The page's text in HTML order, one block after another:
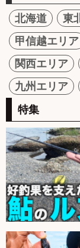
北海道 東
甲信越エリア
関西エリア
九州エリア
特集